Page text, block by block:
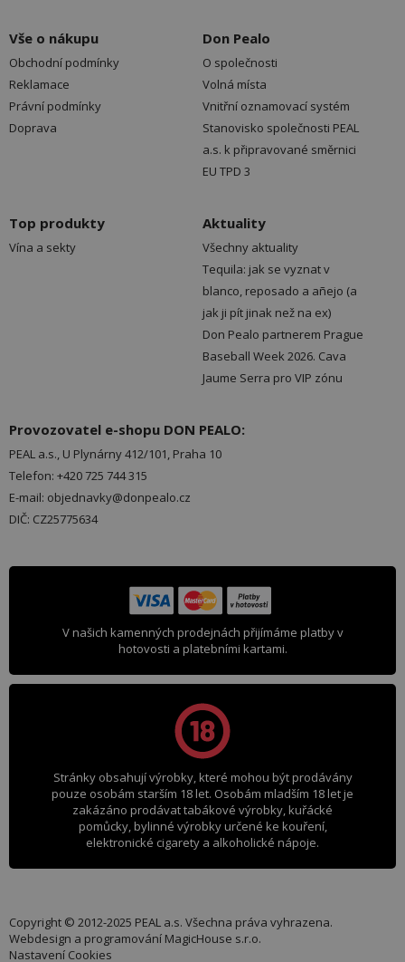
Vše o nákupu
Obchodní podmínky
Reklamace
Právní podmínky
Doprava
Don Pealo
O společnosti
Volná místa
Vnitřní oznamovací systém
Stanovisko společnosti PEAL
a.s. k připravované směrnici
EU TPD 3
Top produkty
Vína a sekty
Aktuality
Všechny aktuality
Tequila: jak se vyznat v
blanco, reposado a añejo (a
jak ji pít jinak než na ex)
Don Pealo partnerem Prague
Baseball Week 2026. Cava
Jaume Serra pro VIP zónu
Provozovatel e-shopu DON PEALO:
PEAL a.s., U Plynárny 412/101, Praha 10
Telefon: +420 725 744 315
E-mail: objednavky@donpealo.cz
DIČ: CZ25775634
V našich kamenných prodejnách přijímáme platby v
hotovosti a platebními kartami.
Stránky obsahují výrobky, které mohou být prodávány
pouze osobám starším 18 let. Osobám mladším 18 let je
zakázáno prodávat tabákové výrobky, kuřácké
pomůcky, bylinné výrobky určené ke kouření,
elektronické cigarety a alkoholické nápoje.
Copyright © 2012-2025 PEAL a.s. Všechna práva vyhrazena.
Webdesign a programování MagicHouse s.r.o.
Nastavení Cookies